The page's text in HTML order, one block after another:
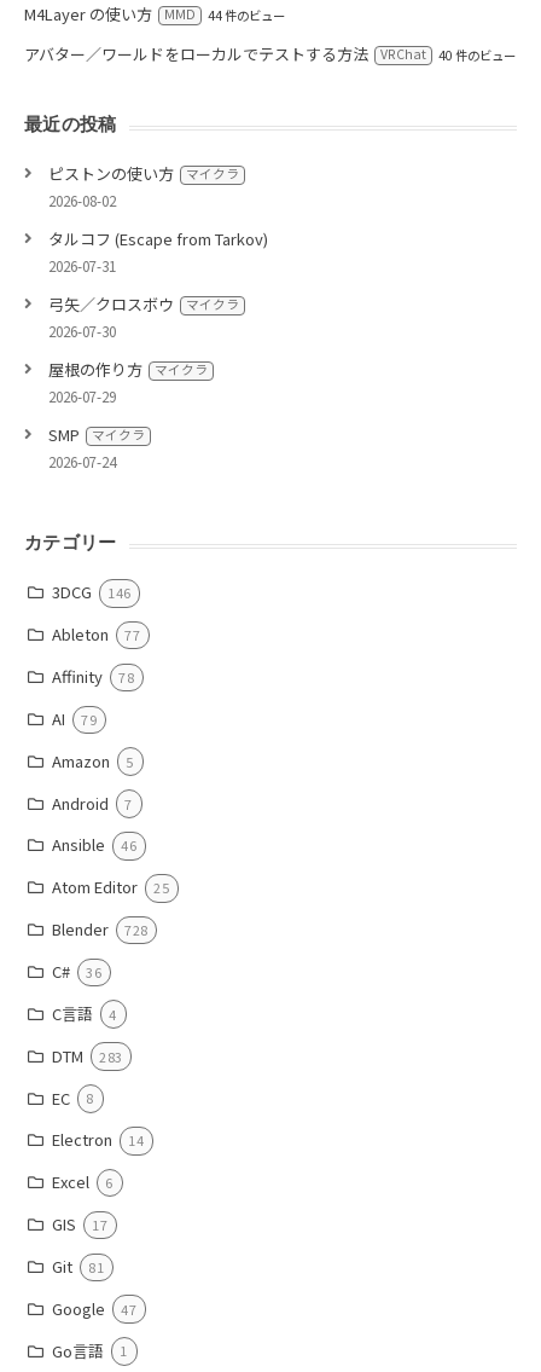
M4Layer の使い方 MMD 44 件のビュー
アバター／ワールドをローカルでテストする方法 VRChat 40 件のビュー
最近の投稿
ピストンの使い方 マイクラ
2026-08-02
タルコフ (Escape from Tarkov)
2026-07-31
弓矢／クロスボウ マイクラ
2026-07-30
屋根の作り方 マイクラ
2026-07-29
SMP マイクラ
2026-07-24
カテゴリー
3DCG 146
Ableton 77
Affinity 78
AI 79
Amazon 5
Android 7
Ansible 46
Atom Editor 25
Blender 728
C# 36
C言語 4
DTM 283
EC 8
Electron 14
Excel 6
GIS 17
Git 81
Google 47
Go言語 1